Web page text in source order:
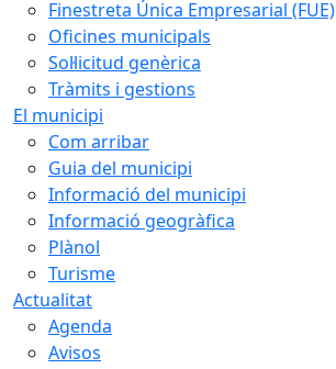
Finestreta Única Empresarial (FUE)
Oficines municipals
Sol·licitud genèrica
Tràmits i gestions
El municipi
Com arribar
Guia del municipi
Informació del municipi
Informació geogràfica
Plànol
Turisme
Actualitat
Agenda
Avisos